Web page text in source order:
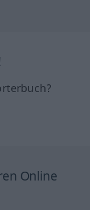
Online